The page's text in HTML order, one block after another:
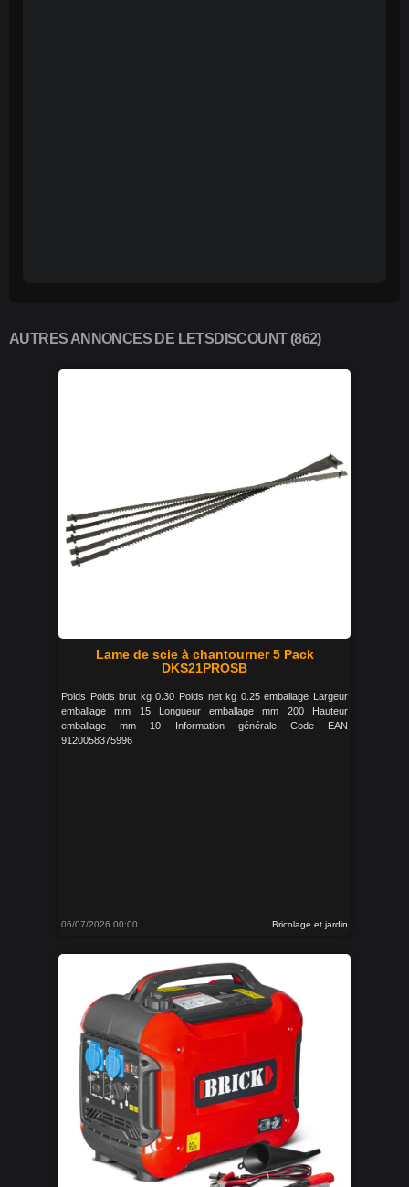
AUTRES ANNONCES DE LETSDISCOUNT (862)
Lame de scie à chantourner 5 Pack
DKS21PROSB
Poids Poids brut kg 0.30 Poids net kg 0.25 emballage Largeur
emballage mm 15 Longueur emballage mm 200 Hauteur
emballage mm 10 Information générale Code EAN
9120058375996
06/07/2026 00:00 Bricolage et jardin